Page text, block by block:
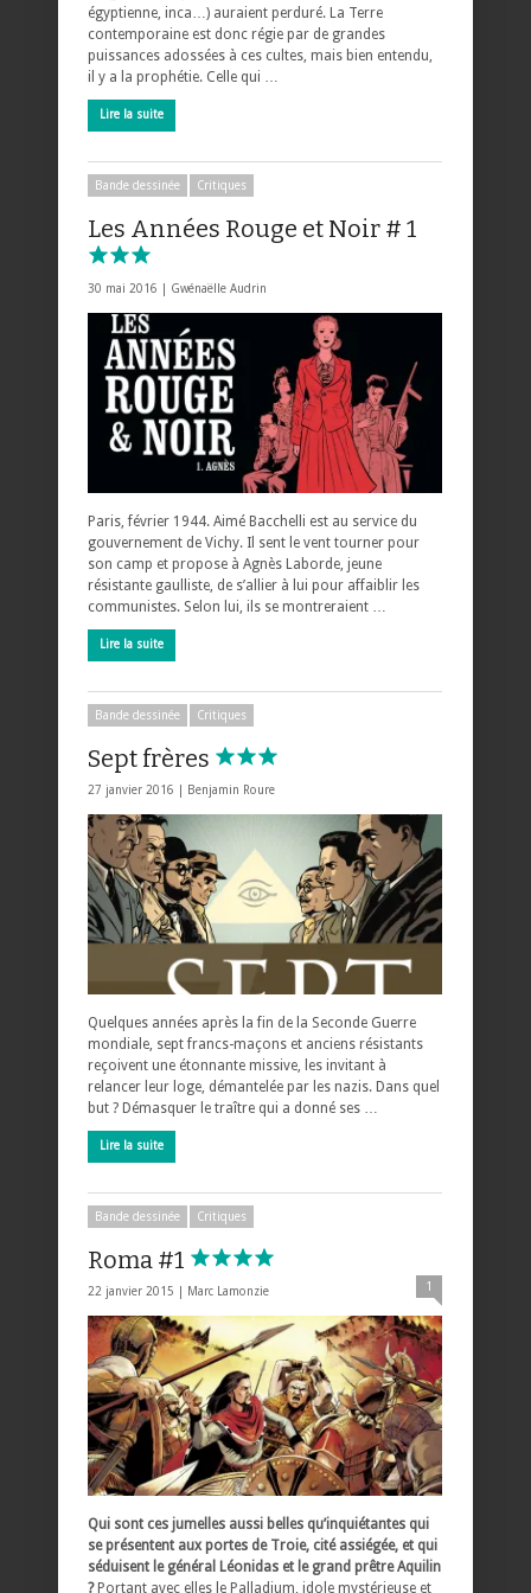
égyptienne, inca…) auraient perduré. La Terre
contemporaine est donc régie par de grandes
puissances adossées à ces cultes, mais bien entendu,
il y a la prophétie. Celle qui …
Lire la suite
Bande dessinée Critiques
Les Années Rouge et Noir # 1
30 mai 2016 | Gwénaëlle Audrin
Paris, février 1944. Aimé Bacchelli est au service du
gouvernement de Vichy. Il sent le vent tourner pour
son camp et propose à Agnès Laborde, jeune
résistante gaulliste, de s’allier à lui pour affaiblir les
communistes. Selon lui, ils se montreraient …
Lire la suite
Bande dessinée Critiques
Sept frères
27 janvier 2016 | Benjamin Roure
Quelques années après la fin de la Seconde Guerre
mondiale, sept francs-maçons et anciens résistants
reçoivent une étonnante missive, les invitant à
relancer leur loge, démantelée par les nazis. Dans quel
but ? Démasquer le traître qui a donné ses …
Lire la suite
Bande dessinée Critiques
Roma #1
22 janvier 2015 | Marc Lamonzie 1
Qui sont ces jumelles aussi belles qu’inquiétantes qui
se présentent aux portes de Troie, cité assiégée, et qui
séduisent le général Léonidas et le grand prêtre Aquilin
?Portant avec elles le Palladium, idole mystérieuse et